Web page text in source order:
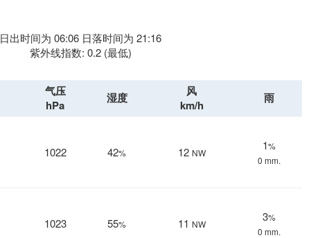
日出时间为 06:06 日落时间为 21:16
紫外线指数: 0.2 (最低)
气压
hPa
湿度
风
km/h
雨
1022 42% 12 NW
1%
0 mm.
1023 55% 11 NW
3%
0 mm.